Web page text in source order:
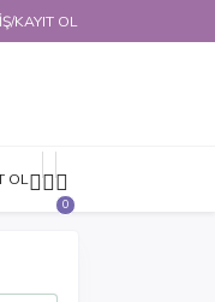
KAYIT OL
OL
0